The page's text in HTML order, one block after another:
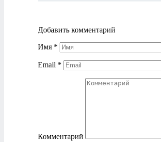
Добавить комментарий
Имя *
Email *
Комментарий